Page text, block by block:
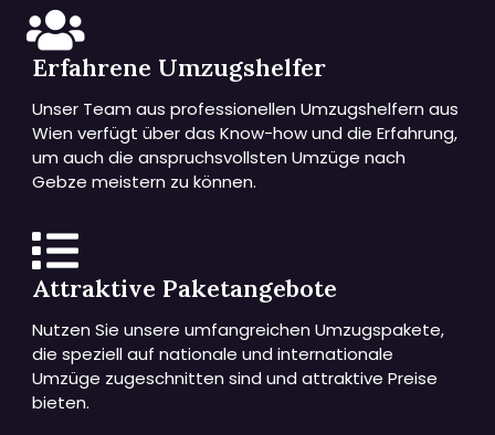
Erfahrene Umzugshelfer
Unser Team aus professionellen Umzugshelfern aus
Wien verfügt über das Know-how und die Erfahrung,
um auch die anspruchsvollsten Umzüge nach
Gebze meistern zu können.
Attraktive Paketangebote
Nutzen Sie unsere umfangreichen Umzugspakete,
die speziell auf nationale und internationale
Umzüge zugeschnitten sind und attraktive Preise
bieten.